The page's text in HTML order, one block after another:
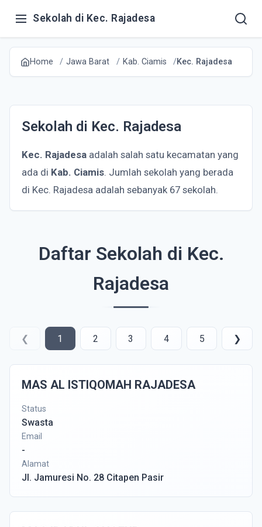
Sekolah di Kec. Rajadesa
Home Jawa Barat Kab. Ciamis Kec. Rajadesa
Sekolah di Kec. Rajadesa
Kec. Rajadesa adalah salah satu kecamatan yang
ada di Kab. Ciamis. Jumlah sekolah yang berada
di Kec. Rajadesa adalah sebanyak 67 sekolah.
Daftar Sekolah di Kec.
Rajadesa
❮ 1 2 3 4 5 ❯
MAS AL ISTIQOMAH RAJADESA
Status
Swasta
Email
-
Alamat
Jl. Jamuresi No. 28 Citapen Pasir